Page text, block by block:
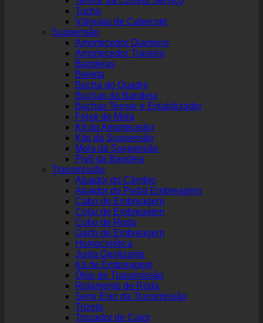
Tucho
Válvulas de Cabeçote
Suspensão
Amortecedor Dianteiro
Amortecedor Traseiro
Bandejas
Bieleta
Bucha do Quadro
Buchas da Bandeja
Buchas Tensor e Estabilizador
Feixe de Mola
Kit do Amortecedor
Kits da Suspensão
Mola da Suspensão
Pivô da Bandeja
Transmissão
Atuador do Câmbio
Atuador do Pedal Embreagem
Cabo de Embreagem
Colar de Embreagem
Cubo de Roda
Garfo de Embreagem
Homocinética
Junta Deslizante
Kit de Embreagem
Óleo de Transmissão
Rolamento de Roda
Semi Eixo da Transmissão
Trizeta
Trocador de Calor